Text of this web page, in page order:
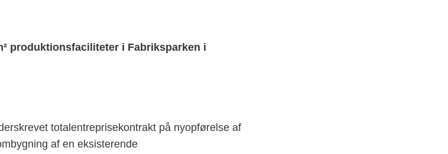
produktionsfaciliteter i Fabriksparken i
totalentreprisekontrakt på nyopførelse af
af en eksisterende